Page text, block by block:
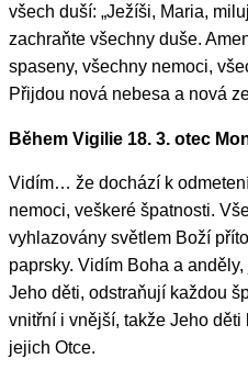
všech duší: „Ježíši, Maria,
zachraňte všechny duše.
spaseny, všechny nemoci,
Přijdou nová nebesa a nová
Během Vigilie 18. 3. otec
Vidím… že dochází k
nemoci, veškeré špatnosti.
vyhlazovány světlem Boží
paprsky. Vidím Boha a
Jeho děti, odstraňují každou
vnitřní i vnější, takže Jeho
jejich Otce.